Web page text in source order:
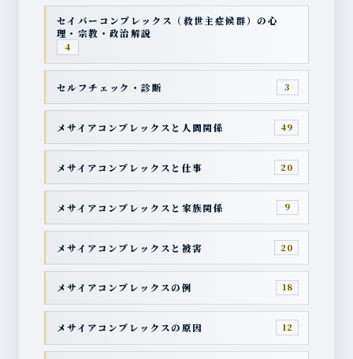
セイバーコンプレックス（救世主症候群）の心
理・宗教・政治解説
4
セルフチェック・診断 3
メサイアコンプレックスと人間関係 49
メサイアコンプレックスと仕事 20
メサイアコンプレックスと家族関係 9
メサイアコンプレックスと被害 20
メサイアコンプレックスの例 18
メサイアコンプレックスの原因 12